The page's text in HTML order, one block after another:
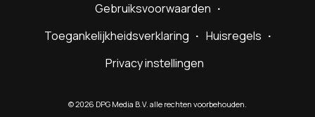
Gebruiksvoorwaarden
Toegankelijkheidsverklaring
Huisregels
Privacy instellingen
©2026 DPG Media B.V. alle rechten voorbehouden.